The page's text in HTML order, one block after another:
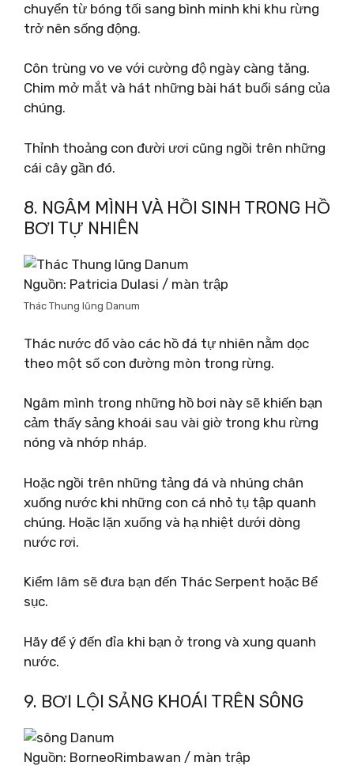
chuyển từ bóng tối sang bình minh khi khu rừng
trở nên sống động.
Côn trùng vo ve với cường độ ngày càng tăng.
Chim mở mắt và hát những bài hát buổi sáng của
chúng.
Thỉnh thoảng con đười ươi cũng ngồi trên những
cái cây gần đó.
8. NGÂM MÌNH VÀ HỒI SINH TRONG HỒ
BƠI TỰ NHIÊN
Nguồn: Patricia Dulasi / màn trập
Thác Thung lũng Danum
Thác nước đổ vào các hồ đá tự nhiên nằm dọc
theo một số con đường mòn trong rừng.
Ngâm mình trong những hồ bơi này sẽ khiến bạn
cảm thấy sảng khoái sau vài giờ trong khu rừng
nóng và nhớp nháp.
Hoặc ngồi trên những tảng đá và nhúng chân
xuống nước khi những con cá nhỏ tụ tập quanh
chúng. Hoặc lặn xuống và hạ nhiệt dưới dòng
nước rơi.
Kiểm lâm sẽ đưa bạn đến Thác Serpent hoặc Bể
sục.
Hãy để ý đến đỉa khi bạn ở trong và xung quanh
nước.
9. BƠI LỘI SẢNG KHOÁI TRÊN SÔNG
Nguồn: BorneoRimbawan / màn trập